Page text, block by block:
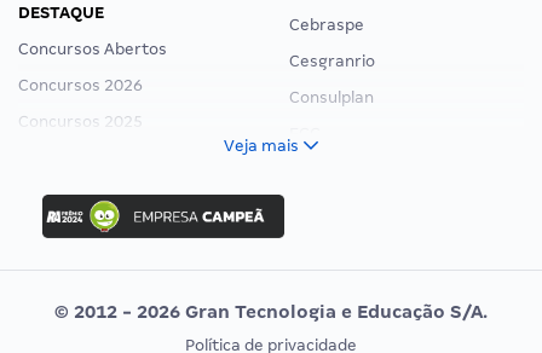
DESTAQUE
Concursos Abertos
Concursos 2026
Concursos 2025
Concurso Ibama
Concurso MPU
Editais publicados
Cebraspe
Cesgranrio
Consulplan
Vunesp
Veja mais
© 2012 - 2026 Gran Tecnologia e Educação S/A.
Política de privacidade